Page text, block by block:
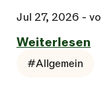
Jul 27, 2026 -
Weiterlesen
#Allgemein